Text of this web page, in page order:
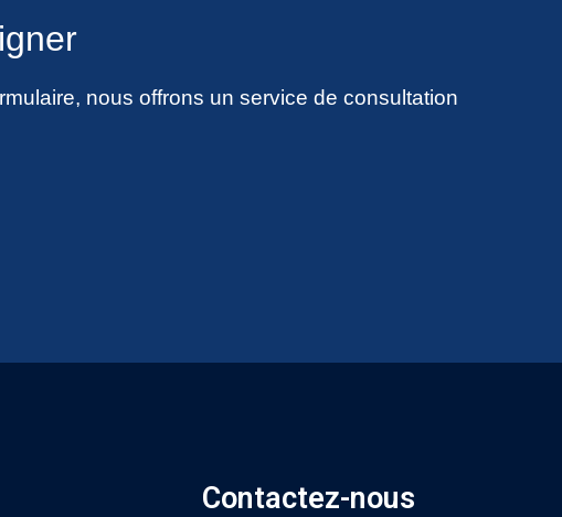
nous offrons un service de consultation
Contactez-nous